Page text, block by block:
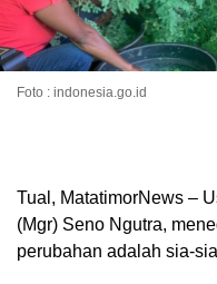
Foto : indonesia.go.id
Tual, MatatimorNews –
(Mgr) Seno Ngutra,
perubahan adalah sia-